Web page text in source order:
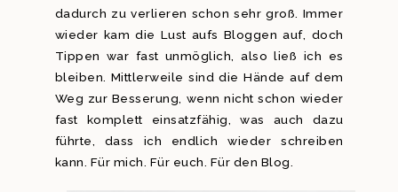
dadurch zu verlieren schon sehr groß. Immer
wieder kam die Lust aufs Bloggen auf, doch
Tippen war fast unmöglich, also ließ ich es
bleiben. Mittlerweile sind die Hände auf dem
Weg zur Besserung, wenn nicht schon wieder
fast komplett einsatzfähig, was auch dazu
führte, dass ich endlich wieder schreiben
kann. Für mich. Für euch. Für den Blog.